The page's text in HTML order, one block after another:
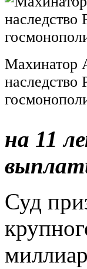
Махинатор
наследство
на 11
Суд